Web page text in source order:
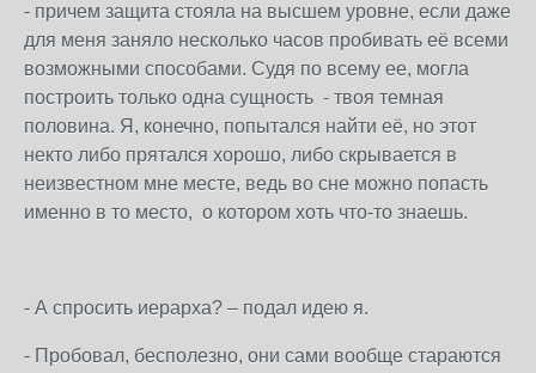
- причем защита стояла на высшем уровне, если даже
для меня заняло несколько часов пробивать её всеми
возможными способами. Судя по всему ее, могла
построить только одна сущность - твоя темная
половина. Я, конечно, попытался найти её, но этот
некто либо прятался хорошо, либо скрывается в
неизвестном мне месте, ведь во сне можно попасть
именно в то место, о котором хоть что-то знаешь.
- А спросить иерарха? – подал идею я.
- Пробовал, бесполезно, они сами вообще стараются